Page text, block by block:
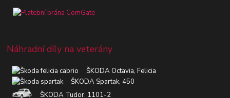
Náhradní díly na veterány
ŠKODA Octavia, Felicia
ŠKODA Spartak, 450
ŠKODA Tudor, 1101-2